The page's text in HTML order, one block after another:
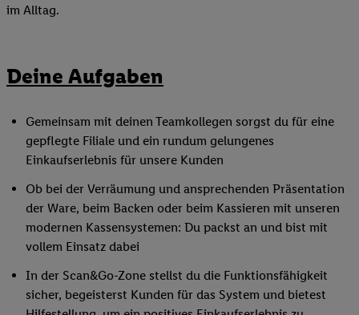
im Alltag.
Deine Aufgaben
Gemeinsam mit deinen Teamkollegen sorgst du für eine
gepflegte Filiale und ein rundum gelungenes
Einkaufserlebnis für unsere Kunden
Ob bei der Verräumung und ansprechenden Präsentation
der Ware, beim Backen oder beim Kassieren mit unseren
modernen Kassensystemen: Du packst an und bist mit
vollem Einsatz dabei
In der Scan&Go-Zone stellst du die Funktionsfähigkeit
sicher, begeisterst Kunden für das System und bietest